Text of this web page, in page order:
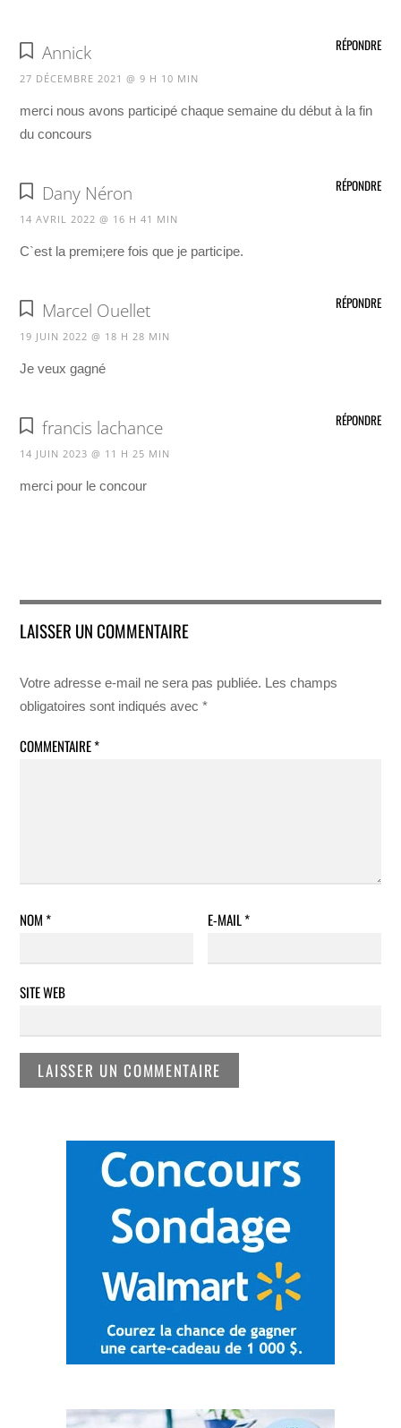
Annick
27 DÉCEMBRE 2021 @ 9 H 10 MIN
merci nous avons participé chaque semaine du début à la fin
du concours
RÉPONDRE
Dany Néron
14 AVRIL 2022 @ 16 H 41 MIN
C`est la premi;ere fois que je participe.
RÉPONDRE
Marcel Ouellet
19 JUIN 2022 @ 18 H 28 MIN
Je veux gagné
RÉPONDRE
francis lachance
14 JUIN 2023 @ 11 H 25 MIN
merci pour le concour
RÉPONDRE
LAISSER UN COMMENTAIRE
Votre adresse e-mail ne sera pas publiée. Les champs
obligatoires sont indiqués avec*
COMMENTAIRE*
NOM* E-MAIL*
SITE WEB